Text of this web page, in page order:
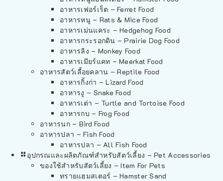
อาหารเฟอร์เร็ต – Ferret Food
อาหารหนู – Rats & Mice Food
อาหารเม่นแคระ – Hedgehog Food
อาหารกระรอกดิน – Prairie Dog Food
อาหารลิง – Monkey Food
อาหารเมียร์แคท – Meerkat Food
อาหารสัตว์เลี้อยคลาน – Reptile Food
อาหารกิ้งก่า – Lizard Food
อาหารงู – Snake Food
อาหารเต่า – Turtle and Tortoise Food
อาหารกบ – Frog Food
อาหารนก – Bird Food
อาหารปลา – Fish Food
อาหารปลา – All Fish Food
อุปกรณและผลิตภัณฑ์สำหรับสัตว์เลี้ยง – Pet Accessories
ของใช้สำหรับสัตว์เลี้ยง – Item For Pets
ทรายแฮมสเตอร์ – Hamster Sand